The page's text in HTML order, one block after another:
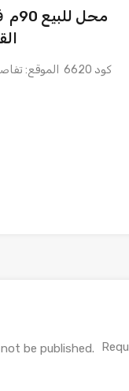
كود 6620
be published.